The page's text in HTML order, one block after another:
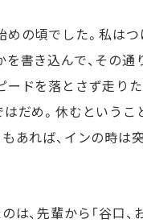
の頃でした。私は
書き込んで、その
ドを落とさず走りた
だめ。休むという
あれば、インの時
は、先輩から「谷口